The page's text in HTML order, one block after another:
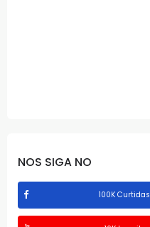
NOS SIGA NO
100K Curtidas